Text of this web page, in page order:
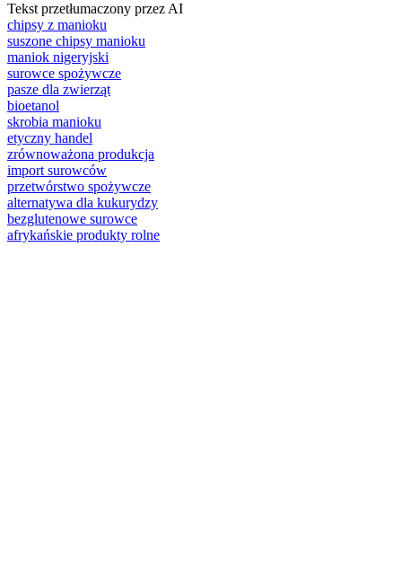
Tekst przetłumaczony przez AI
chipsy z manioku
suszone chipsy manioku
maniok nigeryjski
surowce spożywcze
pasze dla zwierząt
bioetanol
skrobia manioku
etyczny handel
zrównoważona produkcja
import surowców
przetwórstwo spożywcze
alternatywa dla kukurydzy
bezglutenowe surowce
afrykańskie produkty rolne